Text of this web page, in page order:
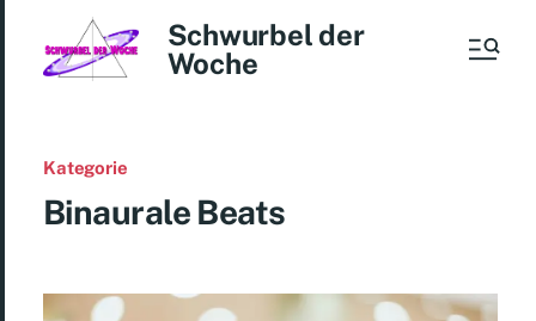
Schwurbel der
Woche
Kategorie
Binaurale Beats